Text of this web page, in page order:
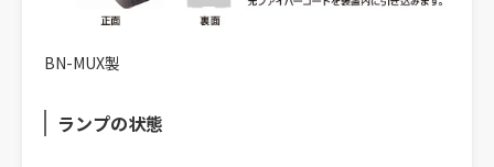
BN-MUX製
ランプの状態